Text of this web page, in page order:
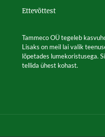
Ettevõttest
Tammeco OÜ tegeleb
Lisaks on meil lai valik
lõpetades lumekoristusega.
tellida ühest kohast.